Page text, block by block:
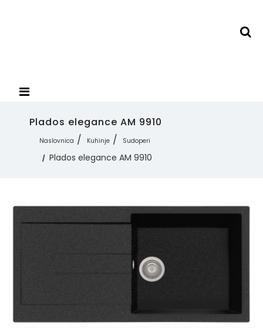
Plados elegance AM 9910
Naslovnica Kuhinje Sudoperi
Plados elegance AM 9910